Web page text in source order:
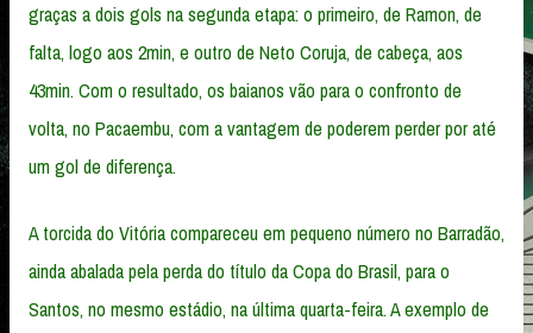
graças a dois gols na segunda etapa: o primeiro, de Ramon, de
falta, logo aos 2min, e outro de Neto Coruja, de cabeça, aos
43min. Com o resultado, os baianos vão para o confronto de
volta, no Pacaembu, com a vantagem de poderem perder por até
um gol de diferença.
A torcida do Vitória compareceu em pequeno número no Barradão,
ainda abalada pela perda do título da Copa do Brasil, para o
Santos, no mesmo estádio, na última quarta-feira. A exemplo de